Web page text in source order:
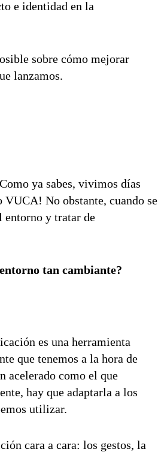
e identidad en la
sobre cómo mejorar
lanzamos.
ya sabes, vivimos días
VUCA! No obstante, cuando se
entorno y tratar de
tan cambiante?
es una herramienta
que tenemos a la hora de
acelerado como el que
hay que adaptarla a los
utilizar.
cara a cara: los gestos, la